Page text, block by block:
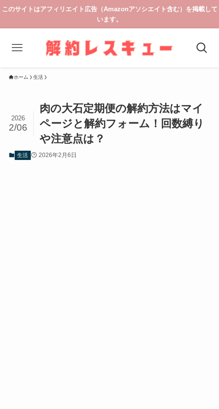
このサイトはアフィリエイト広告（Amazonアソシエイト含む）を掲載して
います。
ホーム 生活
肉の大石定期便の解約方法はマイ
ページと解約フォーム！回数縛り
や注意点は？
2026
2/06
生活 2026年2月6日